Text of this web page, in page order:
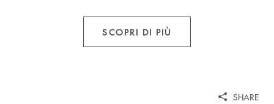
SCOPRI DI PIÙ
SHARE